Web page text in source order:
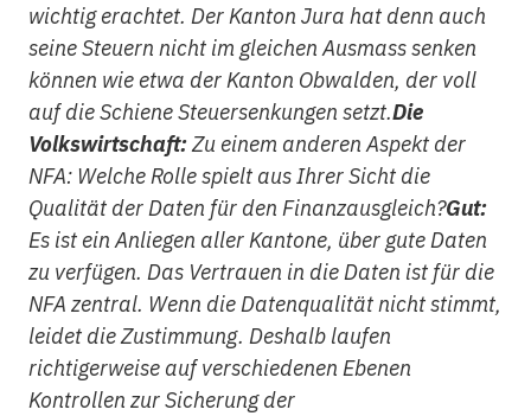
wichtig erachtet. Der Kanton Jura hat denn auch
seine Steuern nicht im gleichen Ausmass senken
können wie etwa der Kanton Obwalden, der voll
auf die Schiene Steuersenkungen setzt.Die
Volkswirtschaft:Zu einem anderen Aspekt der
NFA: Welche Rolle spielt aus Ihrer Sicht die
Qualität der Daten für den Finanzausgleich?Gut:
Es ist ein Anliegen aller Kantone, über gute Daten
zu verfügen. Das Vertrauen in die Daten ist für die
NFA zentral. Wenn die Datenqualität nicht stimmt,
leidet die Zustimmung. Deshalb laufen
richtigerweise auf verschiedenen Ebenen
Kontrollen zur Sicherung der